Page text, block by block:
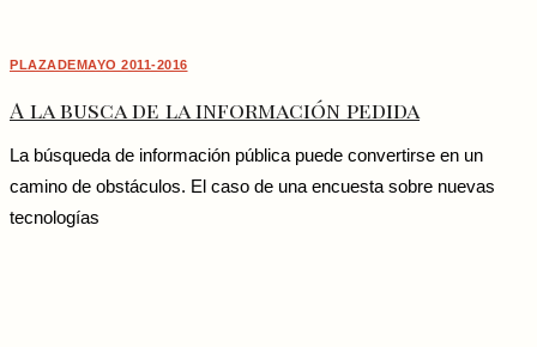
PLAZADEMAYO 2011-2016
A la busca de la información pedida
La búsqueda de información pública puede convertirse en un
camino de obstáculos. El caso de una encuesta sobre nuevas
tecnologías